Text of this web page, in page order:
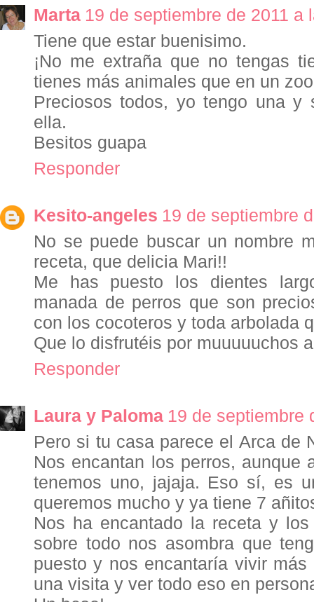
Marta 19 de septiembre de 2011 a
Tiene que estar buenisimo.
¡No me extraña que no tengas
tienes más animales que en un
Preciosos todos, yo tengo una
ella.
Besitos guapa
Responder
Kesito-angeles 19 de septiembre
No se puede buscar un nombre
receta, que delicia Mari!!
Me has puesto los dientes
manada de perros que son
con los cocoteros y toda arbolada
Que lo disfrutéis por muuuuuchos
Responder
Laura y Paloma 19 de septiembre
Pero si tu casa parece el Arca de
Nos encantan los perros, aunque
tenemos uno, jajaja. Eso sí, es
queremos mucho y ya tiene 7
Nos ha encantado la receta y
sobre todo nos asombra que
puesto y nos encantaría vivir
una visita y ver todo eso en